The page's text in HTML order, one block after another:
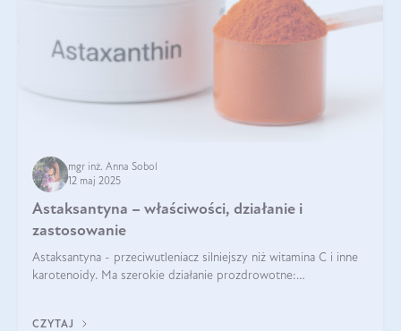
mgr inż. Anna Sobol
12 maj 2025
Astaksantyna – właściwości, działanie i
zastosowanie
Astaksantyna - przeciwutleniacz silniejszy niż witamina C i inne
karotenoidy. Ma szerokie działanie prozdrowotne:
CZYTAJ